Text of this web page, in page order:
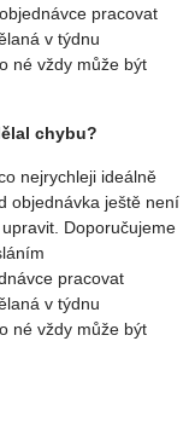
pracovat
v týdnu
né vždy může být
chybu?
nejrychleji ideálně
objednávka ještě není
Doporučujeme
pracovat
v týdnu
né vždy může být